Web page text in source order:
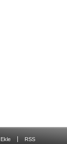
Ekle RSS